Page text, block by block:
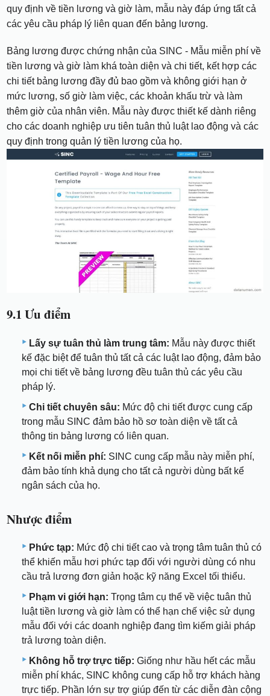
quy định về tiền lương và giờ làm, mẫu này đáp ứng tất cả
các yêu cầu pháp lý liên quan đến bảng lương.
Bảng lương được chứng nhận của SINC - Mẫu miễn phí về
tiền lương và giờ làm khá toàn diện và chi tiết, kết hợp các
chi tiết bảng lương đầy đủ bao gồm và không giới hạn ở
mức lương, số giờ làm việc, các khoản khấu trừ và làm
thêm giờ của nhân viên. Mẫu này được thiết kế dành riêng
cho các doanh nghiệp ưu tiên tuân thủ luật lao động và các
quy định trong quản lý tiền lương của họ.
9.1 Ưu điểm
Lấy sự tuân thủ làm trung tâm: Mẫu này được thiết
kế đặc biệt để tuân thủ tất cả các luật lao động, đảm bảo
mọi chi tiết về bảng lương đều tuân thủ các yêu cầu
pháp lý.
Chi tiết chuyên sâu: Mức độ chi tiết được cung cấp
trong mẫu SINC đảm bảo hồ sơ toàn diện về tất cả
thông tin bảng lương có liên quan.
Kết nối miễn phí: SINC cung cấp mẫu này miễn phí,
đảm bảo tính khả dụng cho tất cả người dùng bất kể
ngân sách của họ.
Nhược điểm
Phức tạp: Mức độ chi tiết cao và trọng tâm tuân thủ có
thể khiến mẫu hơi phức tạp đối với người dùng có nhu
cầu trả lương đơn giản hoặc kỹ năng Excel tối thiểu.
Phạm vi giới hạn: Trọng tâm cụ thể về việc tuân thủ
luật tiền lương và giờ làm có thể hạn chế việc sử dụng
mẫu đối với các doanh nghiệp đang tìm kiếm giải pháp
trả lương toàn diện.
Không hỗ trợ trực tiếp: Giống như hầu hết các mẫu
miễn phí khác, SINC không cung cấp hỗ trợ khách hàng
trực tiếp. Phần lớn sự trợ giúp đến từ các diễn đàn cộng